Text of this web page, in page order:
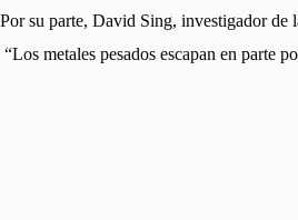
Por su parte, David Sing, investigador de
“Los metales pesados ​​escapan en parte